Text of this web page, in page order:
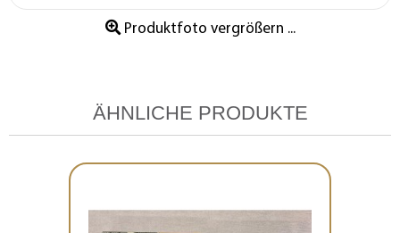
Produktfoto vergrößern ...
ÄHNLICHE PRODUKTE